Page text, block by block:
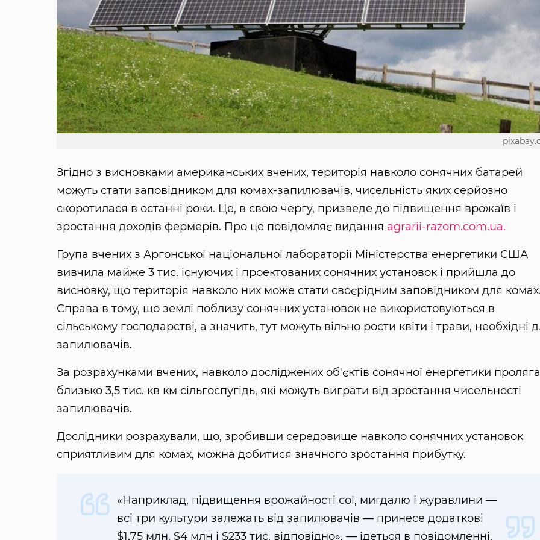
Згідно з висновками американських вчених, територія навколо сонячних батарей
можуть стати заповідником для комах-запилювачів, чисельність яких серйозно
скоротилася в останні роки. Це, в свою чергу, призведе до підвищення врожаїв і
зростання доходів фермерів. Про це повідомляє видання agrarii-razom.com.ua.
Група вчених з Аргонської національної лабораторії Міністерства енергетики США
вивчила майже 3 тис. існуючих і проектованих сонячних установок і прийшла до
висновку, що територія навколо них може стати своєрідним заповідником для
Справа в тому, що землі поблизу сонячних установок не використовуються в
сільському господарстві, а значить, тут можуть вільно рости квіти і трави, необхідні
запилювачів.
За розрахунками вчених, навколо досліджених об'єктів сонячної енергетики
близько 3,5 тис. кв км сільгоспугідь, які можуть виграти від зростання чисельності
запилювачів.
Дослідники розрахували, що, зробивши середовище навколо сонячних установок
сприятливим для комах, можна добитися значного зростання прибутку.
«Наприклад, підвищення врожайності сої, мигдалю і журавлини —
всі три культури залежать від запилювачів — принесе додаткові
$1,75 млн, $4 млн і $233 тис. відповідно», — ідеться в повідомленні.